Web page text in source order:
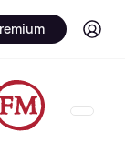
Log in